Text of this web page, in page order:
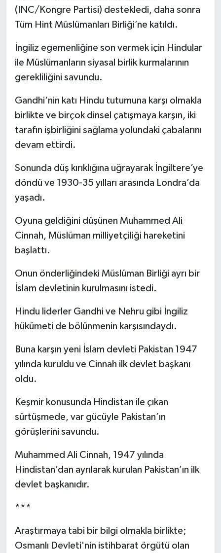
(INC/Kongre Partisi) destekledi, daha sonra
Tüm Hint Müslümanları Birliği’ne katıldı.
İngiliz egemenliğine son vermek için Hindular
ile Müslümanların siyasal birlik kurmalarının
gerekliliğini savundu.
Gandhi‘nin katı Hindu tutumuna karşı olmakla
birlikte ve birçok dinsel çatışmaya karşın, iki
tarafın işbirliğini sağlama yolundaki çabalarını
devam ettirdi.
Sonunda düş kırıklığına uğrayarak İngiltere’ye
döndü ve 1930-35 yılları arasında Londra’da
yaşadı.
Oyuna geldiğini düşünen Muhammed Ali
Cinnah, Müslüman milliyetçiliği hareketini
başlattı.
Onun önderliğindeki Müslüman Birliği ayrı bir
İslam devletinin kurulmasını istedi.
Hindu liderler Gandhi ve Nehru gibi İngiliz
hükümeti de bölünmenin karşısındaydı.
Buna karşın yeni İslam devleti Pakistan 1947
yılında kuruldu ve Cinnah ilk devlet başkanı
oldu.
Keşmir konusunda Hindistan ile çıkan
sürtüşmede, var gücüyle Pakistan’ın
görüşlerini savundu.
Muhammed Ali Cinnah, 1947 yılında
Hindistan’dan ayrılarak kurulan Pakistan’ın ilk
devlet başkanıdır.
***
Araştırmaya tabi bir bilgi olmakla birlikte;
Osmanlı Devleti'nin istihbarat örgütü olan